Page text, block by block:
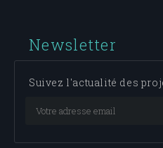
Newsletter
Suivez l'actualité des